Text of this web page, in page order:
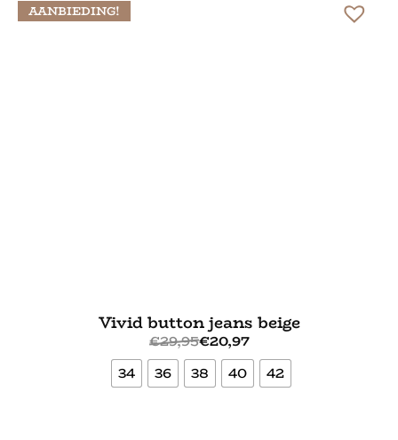
AANBIEDING!
Vivid button jeans beige
€29,95€20,97
34
36 38 40 42